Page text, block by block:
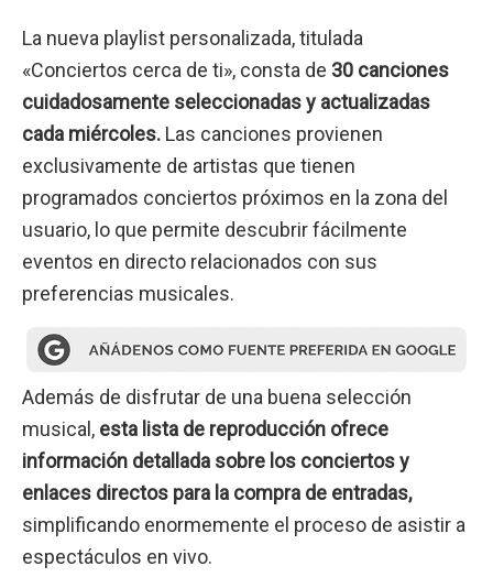
La nueva playlist personalizada, titulada
«Conciertos cerca de ti», consta de 30 canciones
cuidadosamente seleccionadas y actualizadas
cada miércoles. Las canciones provienen
exclusivamente de artistas que tienen
programados conciertos próximos en la zona del
usuario, lo que permite descubrir fácilmente
eventos en directo relacionados con sus
preferencias musicales.
Además de disfrutar de una buena selección
musical, esta lista de reproducción ofrece
información detallada sobre los conciertos y
enlaces directos para la compra de entradas,
simplificando enormemente el proceso de asistir a
espectáculos en vivo.